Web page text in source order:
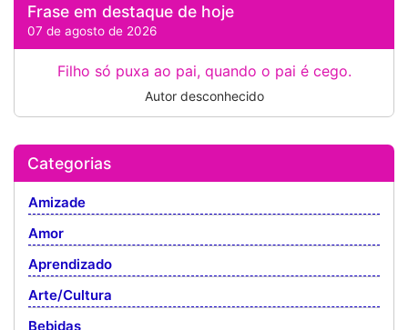
Frase em destaque de hoje
07 de agosto de 2026
Filho só puxa ao pai, quando o pai é cego.
Autor desconhecido
Categorias
Amizade
Amor
Aprendizado
Arte/Cultura
Bebidas